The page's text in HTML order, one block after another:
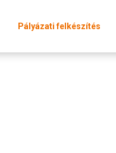
Pályázati felkészítés